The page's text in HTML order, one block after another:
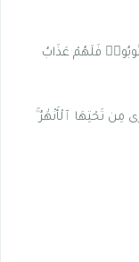
فَلَهُمْ عَذَابُ
مِن تَحْتِهَا ٱلْأَنْهَٰرُ